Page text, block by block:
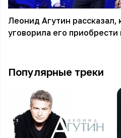
Леонид Агутин
уговорила его
Популярные треки